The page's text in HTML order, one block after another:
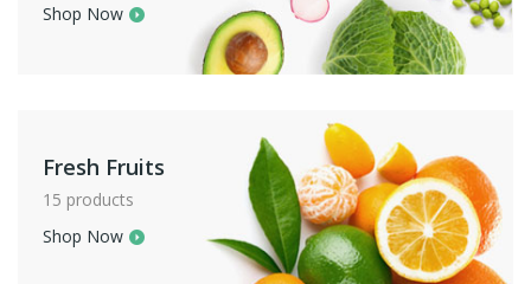
Shop Now
Fresh Fruits
15 products
Shop Now